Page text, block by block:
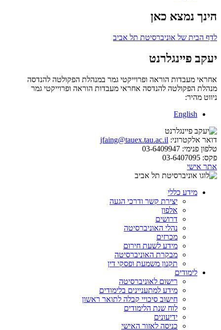
הינך נמצא כאן
לדף הבית של אוניברסיטת תל אביב
יעקב פיינגלרנט
אחראי מעבדות הוראה ופרוייקטי גמר במנהלת הפקולטה להנדסה
מנהלת הפקולטה להנדסה אחראי מעבדות הוראה ופרוייקטי גמר
ניווט מהיר:
English
דואר אלקטרוני: jfaing@tauex.tau.ac.il
טלפון פנימי:
פקס:
אתר אישי
מידע כללי
יצירת קשר ודרכי הגעה
אלפון
דרושים
נהלי האוניברסיטה
מכרזים
מידע לשעת חירום
מבקרת האוניברסיטה
תקנון משמעת ופסקי דין
לימודים
רישום לאוניברסיטה
מידע למתעניינים בלימודים
חישוב סיכויי קבלה לתואר ראשון
לוח שנת הלימודים
ידיעונים
כניסה לאזור האישי